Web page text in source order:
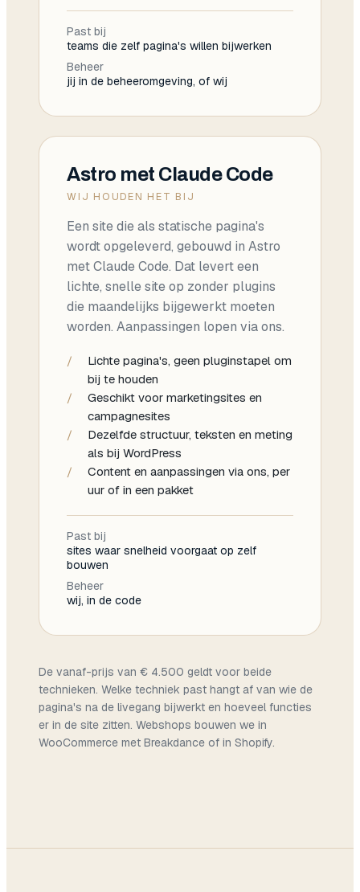
Past bij
teams die zelf pagina's willen bijwerken
Beheer
jij in de beheeromgeving, of wij
Astro met Claude Code
WIJ HOUDEN HET BIJ
Een site die als statische pagina's
wordt opgeleverd, gebouwd in Astro
met Claude Code. Dat levert een
lichte, snelle site op zonder plugins
die maandelijks bijgewerkt moeten
worden. Aanpassingen lopen via ons.
/
Lichte pagina's, geen pluginstapel om
bij te houden
/
Geschikt voor marketingsites en
campagnesites
/
Dezelfde structuur, teksten en meting
als bij WordPress
/
Content en aanpassingen via ons, per
uur of in een pakket
Past bij
sites waar snelheid voorgaat op zelf
bouwen
Beheer
wij, in de code
De vanaf-prijs van € 4.500 geldt voor beide
technieken. Welke techniek past hangt af van wie de
pagina's na de livegang bijwerkt en hoeveel functies
er in de site zitten. Webshops bouwen we in
WooCommerce met Breakdance of in Shopify.